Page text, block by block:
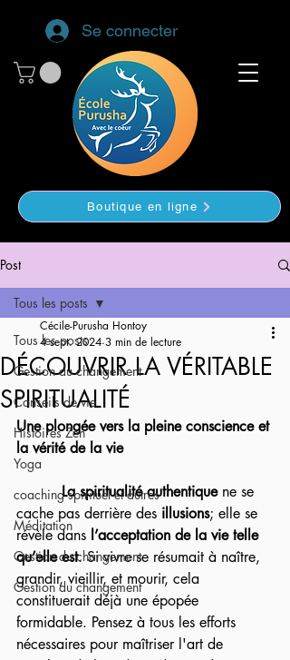
Se connecter
Boutique en ligne
Post
Tous les posts
Gestion du changement
Conseils de vie
Histoires Zen
Yoga
coaching spirituel et autres
Méditation
Gestion du changement
Gestion du changement
Tous les posts
DÉCOUVRIR LA VÉRITABLE
SPIRITUALITÉ
Cécile-Purusha Hontoy
4 sept. 2024 3 min de lecture
Une plongée vers la pleine conscience et
la vérité de la vie
La spiritualité authentique ne se
cache pas derrière des illusions; elle se
révèle dans l’acceptation de la vie telle
qu’elle est. Si vivre se résumait à naître,
grandir, vieillir, et mourir, cela
constituerait déjà une épopée
formidable. Pensez à tous les efforts
nécessaires pour maîtriser l'art de